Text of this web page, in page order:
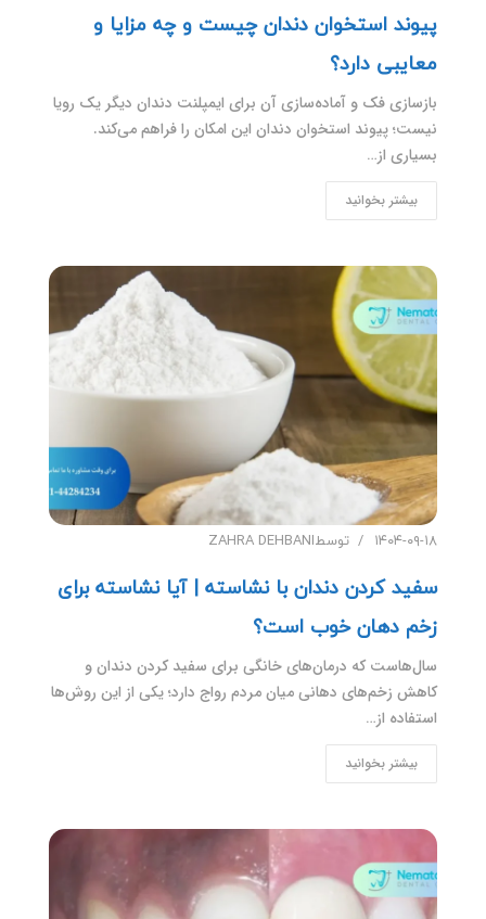
پیوند استخوان دندان چیست و چه مزایا و
معایبی دارد؟
بازسازی فک و آماده‌سازی آن برای ایمپلنت دندان دیگر یک رویا
نیست؛ پیوند استخوان دندان این امکان را فراهم می‌کند.
بسیاری از…
بیشتر بخوانید
۱۴۰۴-۰۹-۱۸ توسطZAHRA DEHBANI
سفید کردن دندان با نشاسته | آیا نشاسته برای
زخم دهان خوب است؟
سال‌هاست که درمان‌های خانگی برای سفید کردن دندان و
کاهش زخم‌های دهانی میان مردم رواج دارد؛ یکی از این روش‌ها
استفاده از…
بیشتر بخوانید